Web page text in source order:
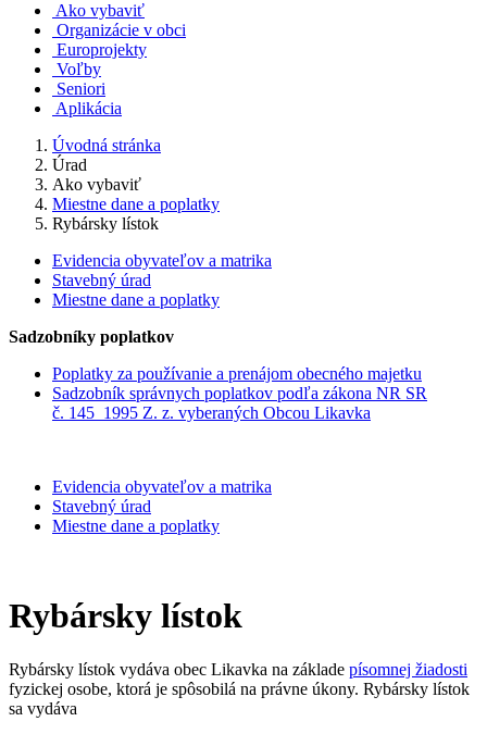
Ako vybaviť
Organizácie v obci
Europrojekty
Voľby
Seniori
Aplikácia
Úvodná stránka
Úrad
Ako vybaviť
Miestne dane a poplatky
Rybársky lístok
Evidencia obyvateľov a matrika
Stavebný úrad
Miestne dane a poplatky
Sadzobníky poplatkov
Poplatky za používanie a prenájom obecného majetku
Sadzobník správnych poplatkov podľa zákona NR SR
č. 145_1995 Z. z. vyberaných Obcou Likavka
Evidencia obyvateľov a matrika
Stavebný úrad
Miestne dane a poplatky
Rybársky lístok
Rybársky lístok vydáva obec Likavka na základe písomnej žiadosti
fyzickej osobe, ktorá je spôsobilá na právne úkony. Rybársky lístok
sa vydáva